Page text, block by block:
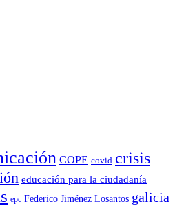
COPE covid crisis
educación para la ciudadaní­a
epc Federico Jiménez Losantos galicia